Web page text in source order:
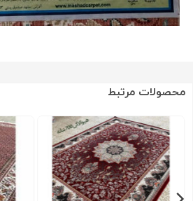
محصولات مرتبط